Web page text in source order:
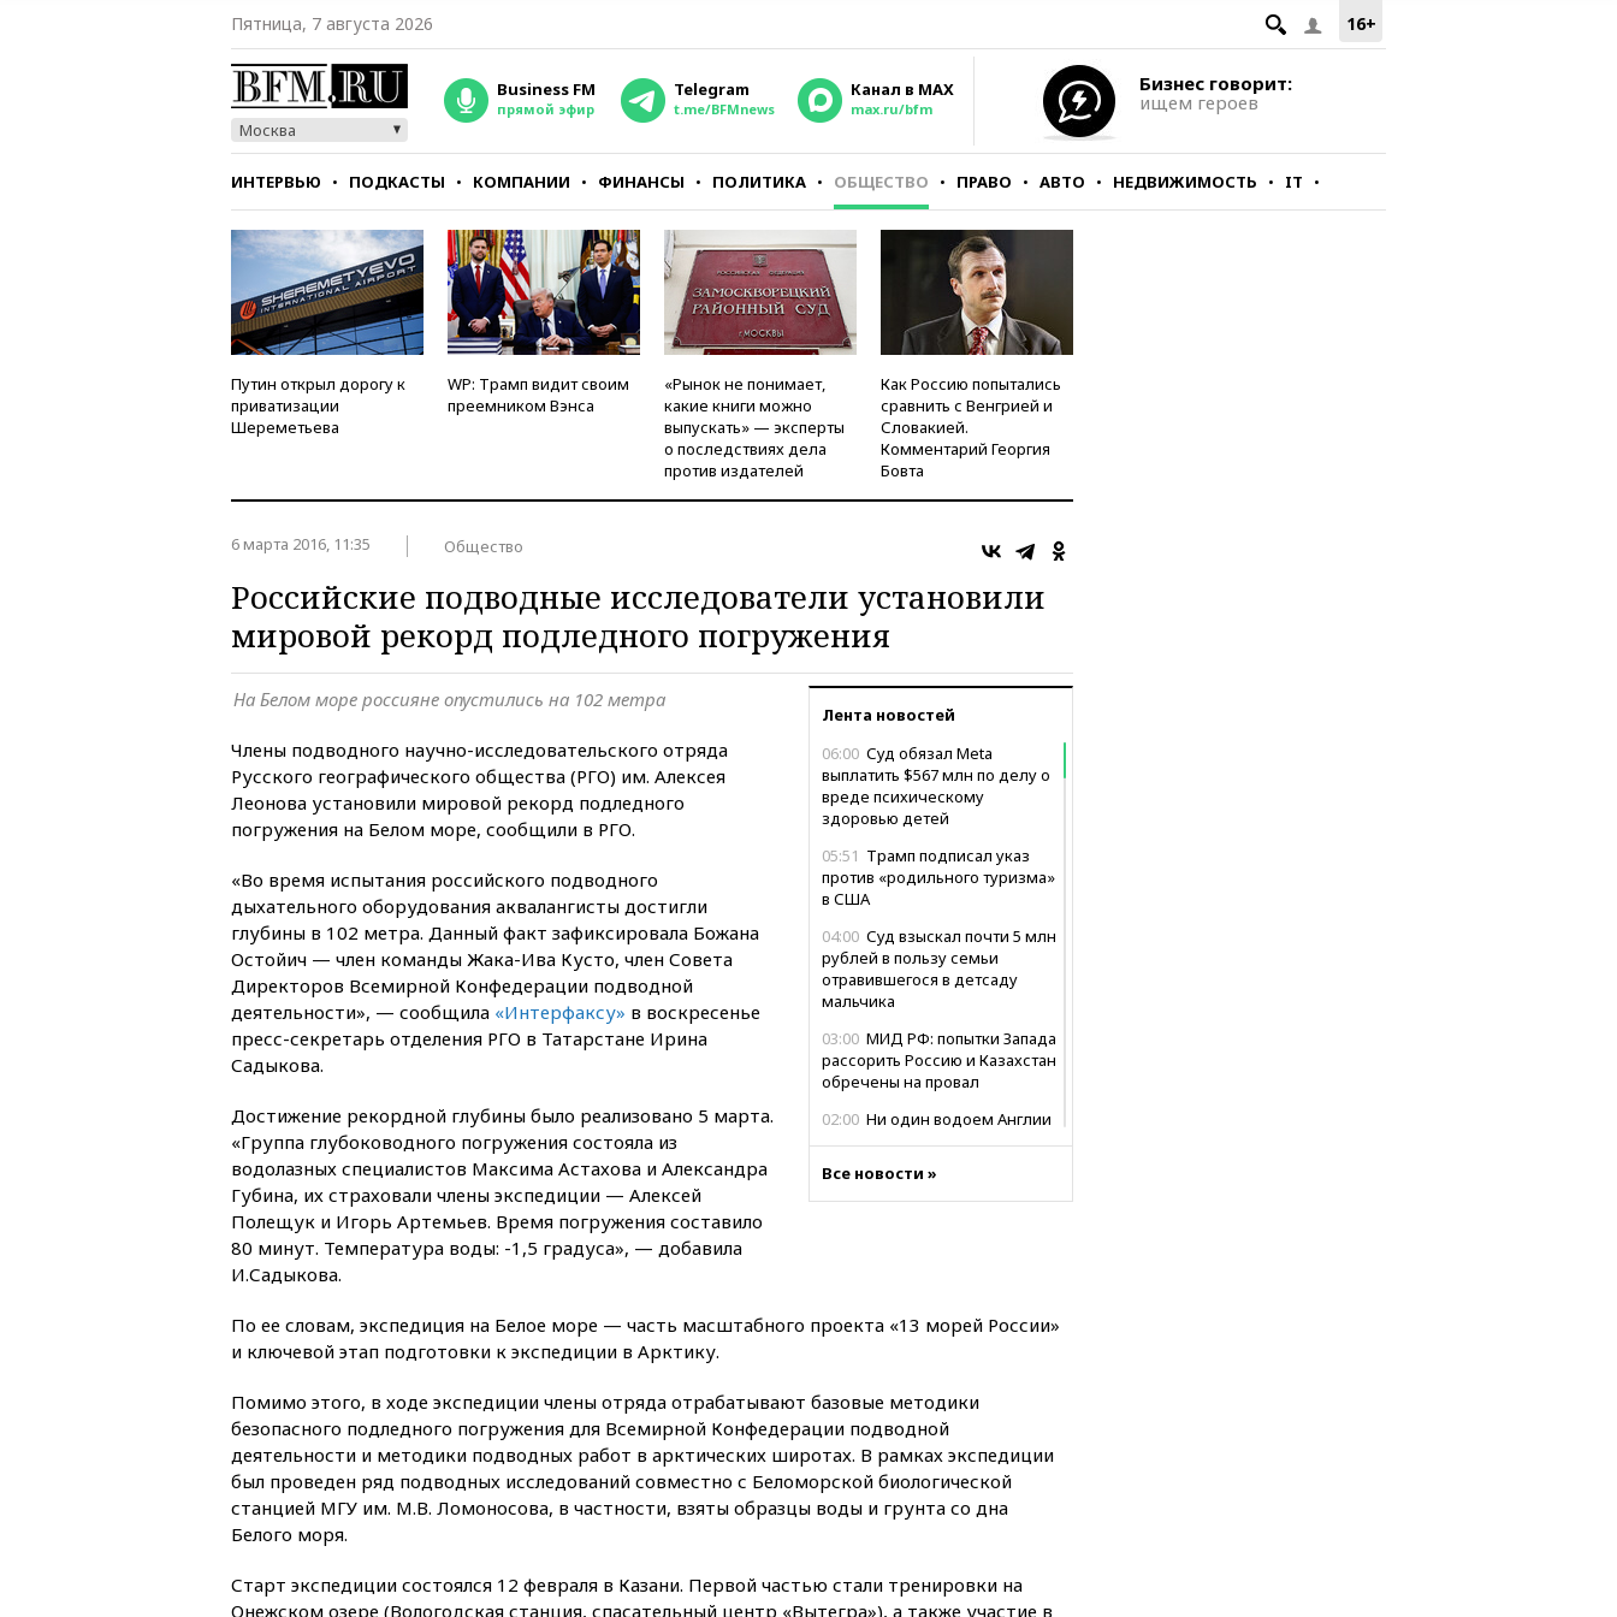
16+
Пятница, 7 августа 2026
Москва
Business FM
прямой эфир
Telegram
t.me/BFMnews
Канал в MAX
max.ru/bfm
Бизнес говорит:
ищем героев
ИНТЕРВЬЮ ПОДКАСТЫ КОМПАНИИ ФИНАНСЫ ПОЛИТИКА ОБЩЕСТВО ПРАВО АВТО НЕДВИЖИМОСТЬ IT
СТИЛЬ ТЕСТЫ
Путин открыл дорогу к
приватизации
Шереметьева
WP: Трамп видит своим
преемником Вэнса
«Рынок не понимает,
какие книги можно
выпускать» — эксперты
о последствиях дела
против издателей
Как Россию попытались
сравнить с Венгрией и
Словакией.
Комментарий Георгия
Бовта
6 марта 2016, 11:35 Общество
Российские подводные исследователи установили
мировой рекорд подледного погружения
Лента новостей
06:00 Суд обязал Meta
выплатить $567 млн по делу о
вреде психическому
здоровью детей
05:51 Трамп подписал указ
против «родильного туризма»
в США
04:00 Суд взыскал почти 5 млн
рублей в пользу семьи
отравившегося в детсаду
мальчика
03:00 МИД РФ: попытки Запада
рассорить Россию и Казахстан
обречены на провал
02:00 Ни один водоем Англии
01:00Трамп: США сами
арсенала США
нежелательной организацией
вчера, 23:15В Смоленске
ребенок и женщина погибли
при падении деревьев во
время урагана
вчера, 22:35
Винисиус
Все новости »
На Белом море россияне опустились на 102 метра
Члены подводного научно-исследовательского отряда
Русского географического общества (РГО) им. Алексея
Леонова установили мировой рекорд подледного
погружения на Белом море, сообщили в РГО.
«Во время испытания российского подводного
дыхательного оборудования аквалангисты достигли
глубины в 102 метра. Данный факт зафиксировала Божана
Остойич — член команды Жака-Ива Кусто, член Совета
Директоров Всемирной Конфедерации подводной
деятельности», — сообщила «Интерфаксу» в воскресенье
пресс-секретарь отделения РГО в Татарстане Ирина
Садыкова.
Достижение рекордной глубины было реализовано 5 марта.
«Группа глубоководного погружения состояла из
водолазных специалистов Максима Астахова и Александра
Губина, их страховали члены экспедиции — Алексей
Полещук и Игорь Артемьев. Время погружения составило
80 минут. Температура воды: -1,5 градуса», — добавила
И.Садыкова.
По ее словам, экспедиция на Белое море — часть масштабного проекта «13 морей России»
и ключевой этап подготовки к экспедиции в Арктику.
Помимо этого, в ходе экспедиции члены отряда отрабатывают базовые методики
безопасного подледного погружения для Всемирной Конфедерации подводной
деятельности и методики подводных работ в арктических широтах. В рамках экспедиции
был проведен ряд подводных исследований совместно с Беломорской биологической
станцией МГУ им. М.В. Ломоносова, в частности, взяты образцы воды и грунта со дна
Белого моря.
Старт экспедиции состоялся 12 февраля в Казани. Первой частью стали тренировки на
Онежском озере (Вологодская станция, спасательный центр «Вытегра»), а также участие в